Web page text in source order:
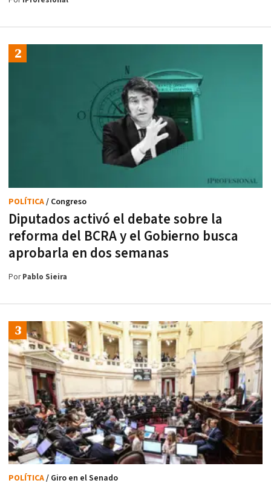
Diputados activó el debate sobre la
reforma del BCRA y el Gobierno busca
aprobarla en dos semanas
POLÍTICA/ Congreso
PorPablo Sieira
POLÍTICA/ Giro en el Senado